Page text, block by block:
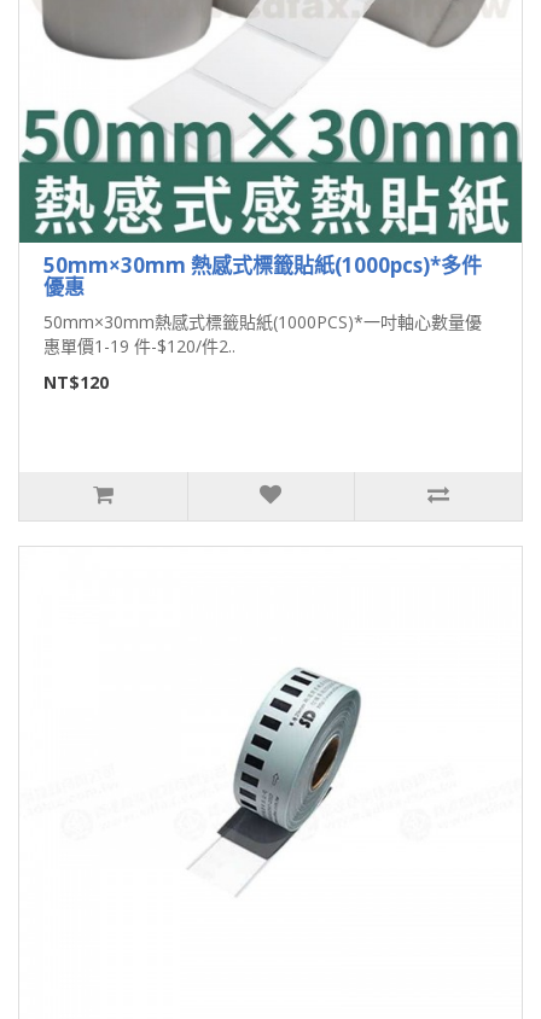
50mm×30mm 熱感式標籤貼紙(1000pcs)*多件
優惠
50mm×30mm熱感式標籤貼紙(1000PCS)*一吋軸心數量優
惠單價1-19 件-$120/件2..
NT$120